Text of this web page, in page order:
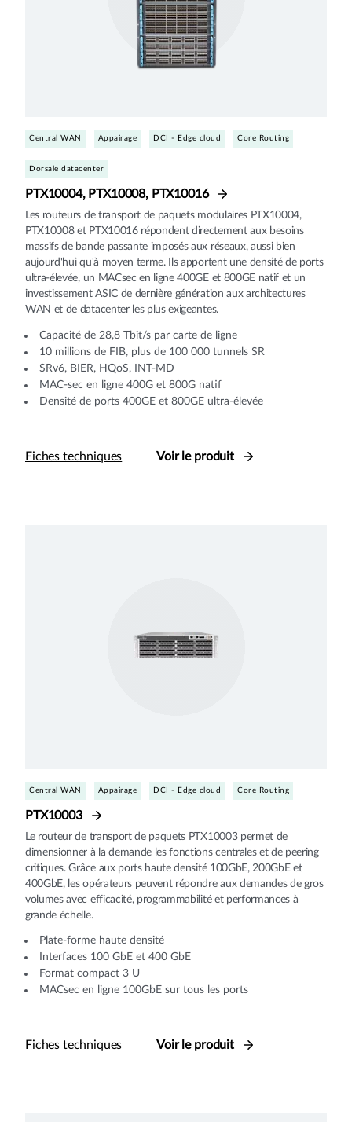
Central WAN Appairage DCI - Edge cloud Core Routing
Dorsale datacenter
PTX10004, PTX10008, PTX10016
Les routeurs de transport de paquets modulaires PTX10004,
PTX10008 et PTX10016 répondent directement aux besoins
massifs de bande passante imposés aux réseaux, aussi bien
aujourd'hui qu'à moyen terme. Ils apportent une densité de ports
ultra-élevée, un MACsec en ligne 400GE et 800GE natif et un
investissement ASIC de dernière génération aux architectures
WAN et de datacenter les plus exigeantes.
Capacité de 28,8 Tbit/s par carte de ligne
10 millions de FIB, plus de 100 000 tunnels SR
SRv6, BIER, HQoS, INT-MD
MAC-sec en ligne 400G et 800G natif
Densité de ports 400GE et 800GE ultra-élevée
Fiches techniques Voir le produit
Central WAN Appairage DCI - Edge cloud Core Routing
PTX10003
Le routeur de transport de paquets PTX10003 permet de
dimensionner à la demande les fonctions centrales et de peering
critiques. Grâce aux ports haute densité 100GbE, 200GbE et
400GbE, les opérateurs peuvent répondre aux demandes de gros
volumes avec efficacité, programmabilité et performances à
grande échelle.
Plate-forme haute densité
Interfaces 100 GbE et 400 GbE
Format compact 3 U
MACsec en ligne 100GbE sur tous les ports
Fiches techniques Voir le produit